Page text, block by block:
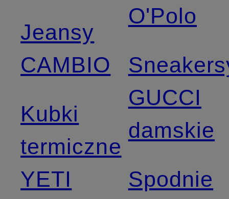
Jeansy
CAMBIO
Kubki
termiczne
YETI
O'Polo
GUCCI
damskie
Spodnie